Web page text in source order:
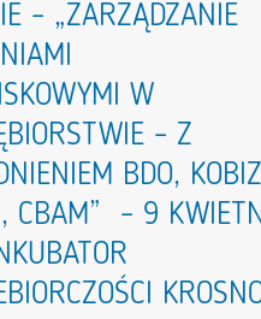
– „ZARZĄDZANIE
W
– Z
BDO,
CBAM” – 9